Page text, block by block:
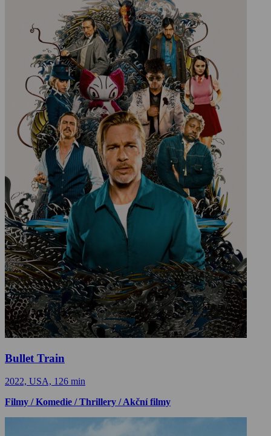
Bullet Train
2022, USA, 126 min
Filmy / Komedie / Thrillery / Akční filmy